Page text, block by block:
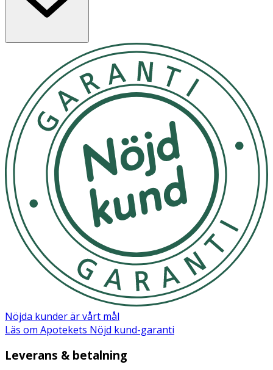
Användning
hals och dekolletage efter rengöring.
AQUA, CAPRYLIC/CAPRIC TRIGLYCERIDE, CAPRYLYL
CAPRYLATE/CAPRATE, SIMMONDSIA CHINENSIS SEED
OIL [JOJOBA], SQUALANE, GLYCERIN, CAPRYLIC/CAPRIC
TRIGLYCERIDE, BUTYROSPERMUM PARKII BUTTER
[SHEA], GLYCINE SOJA OIL [SOYBEAN], ALCOHOL,
POLYGLYCERYL-6 DISTEARATE, GLYCERYL, LAURATE,
POLYGLYCERYL-3 CAPRYLATE, POLYGLYCERYL-4
CAPRATE, CETYL ALCOHOL, HYDROGENATED PALM
GLYCERIDES CITRATE, BEHENYL ALCOHOL,
MICROCRYSTALLINE CELLULOSE, POLYGLYCERYL-3
BEESWAX, INULIN, ALPHA-GLUCAN OLIGOSACCHARIDE,
FRUCTAN, MALTODEXTRIN, JOJOBA ESTERS, CURCULIGO
ORCHIOIDES ROOT EXTRACT, SODIUM STEAROYL
GLUTAMATE SODIUM STEAROYL GLUTAMATE, CALCIUM
ALGINATE, XANTHAN GUM, TOCOPHERYL ACETATE,
TOCOPHEROL, ASCORBYL PALMITATE, LECITHIN,
LACTOBACILLUS FERMENT.
Nöjda kunder är vårt mål
Läs om Apotekets Nöjd kund-garanti
Leverans & betalning